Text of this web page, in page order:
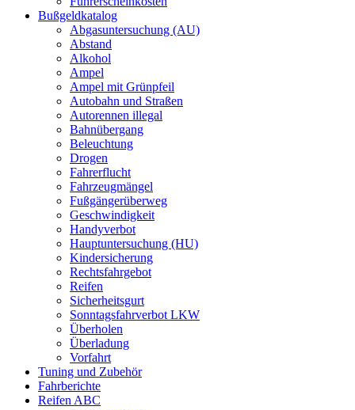
Bußgeldkatalog
Abgasuntersuchung (AU)
Abstand
Alkohol
Ampel
Ampel mit Grünpfeil
Autobahn und Straßen
Autorennen illegal
Bahnübergang
Beleuchtung
Drogen
Fahrerflucht
Fahrzeugmängel
Fußgängerüberweg
Geschwindigkeit
Handyverbot
Hauptuntersuchung (HU)
Kindersicherung
Rechtsfahrgebot
Reifen
Sicherheitsgurt
Sonntagsfahrverbot LKW
Überholen
Überladung
Vorfahrt
Tuning und Zubehör
Fahrberichte
Reifen ABC